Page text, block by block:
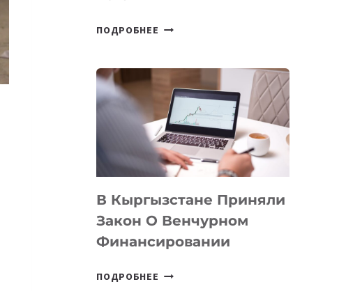
ПОДРОБНЕЕ
SILK
ROAD
FINANCE
&
TECHNOLOGY
В Кыргызстане Приняли
Закон О Венчурном
Финансировании
ПОДРОБНЕЕ